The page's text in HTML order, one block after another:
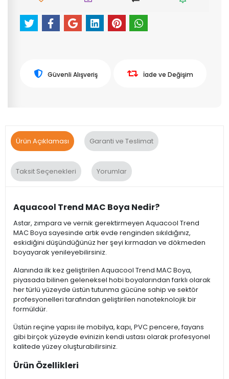
Güvenli Alışveriş İade ve Değişim
Ürün Açıklaması Garanti ve Teslimat
Taksit Seçenekleri Yorumlar
Aquacool Trend MAC Boya Nedir?
Astar, zımpara ve vernik gerektirmeyen Aquacool Trend
MAC Boya sayesinde artık evde renginden sıkıldığınız,
eskidiğini düşündüğünüz her şeyi kırmadan ve dökmeden
boyayarak yenileyebilirsiniz.
Alanında ilk kez geliştirilen Aquacool Trend MAC Boya,
piyasada bilinen geleneksel hobi boyalarından farklı olarak
her türlü yüzeyde üstün tutunma gücüne sahip ve sektör
profesyonelleri tarafından geliştirilen nanoteknolojik bir
formüldür.
Üstün reçine yapısı ile mobilya, kapı, PVC pencere, fayans
gibi birçok yüzeyde evinizin kendi ustası olarak profesyonel
kalitede yüzey oluşturabilirsiniz.
Ürün Özellikleri